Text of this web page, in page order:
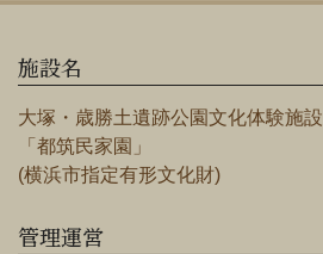
施設名
大塚・歳勝土遺跡公園文化体験施設
「都筑民家園」
(横浜市指定有形文化財)
管理運営